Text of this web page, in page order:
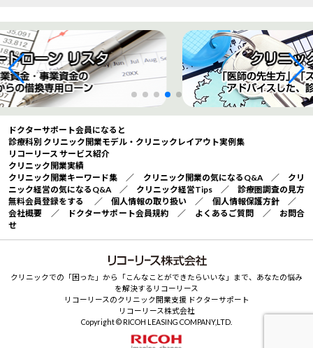
ドクターサポート会員になると
診療科別 クリニック開業モデル・クリニックレイアウト実例集
リコーリース サービス紹介
クリニック開業実績
クリニック開業キーワード集 ／ クリニック開業の気になるQ&A／ クリ
ニック経営の気になるQ&A／ クリニック経営Tips／ 診療圏調査の見方
無料会員登録をする
／ 個人情報の取り扱い ／ 個人情報保護方針 ／
会社概要 ／ ドクターサポート会員規約 ／ よくあるご質問 ／ お問合
せ
クリニックでの「困った」から「こんなことができたらいいな」まで、あなたの悩み
を解決するリコーリース
リコーリースのクリニック開業支援 ドクターサポート
リコーリース株式会社
Copyright © RICOH LEASING COMPANY,LTD.